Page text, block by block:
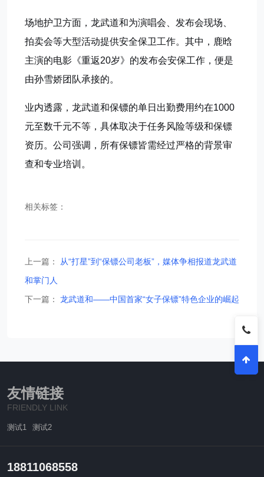
场地护卫方面，龙武道和为演唱会、发布会现场、
拍卖会等大型活动提供安全保卫工作。其中，鹿晗
主演的电影《重返20岁》的发布会安保工作，便是
由孙雪娇团队承接的。
业内透露，龙武道和保镖的单日出勤费用约在1000
元至数千元不等，具体取决于任务风险等级和保镖
资历。公司强调，所有保镖皆需经过严格的背景审
查和专业培训。
相关标签：
上一篇：
从“打星”到“保镖公司老板”，媒体争相报道龙武道
和掌门人
下一篇：
龙武道和——中国首家“女子保镖”特色企业的崛起
友情链接
FRIENDLY LINK
测试1 测试2
18811068558